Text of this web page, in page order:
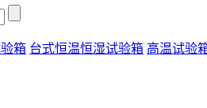
箱 台式恒温恒湿试验箱 高温试验